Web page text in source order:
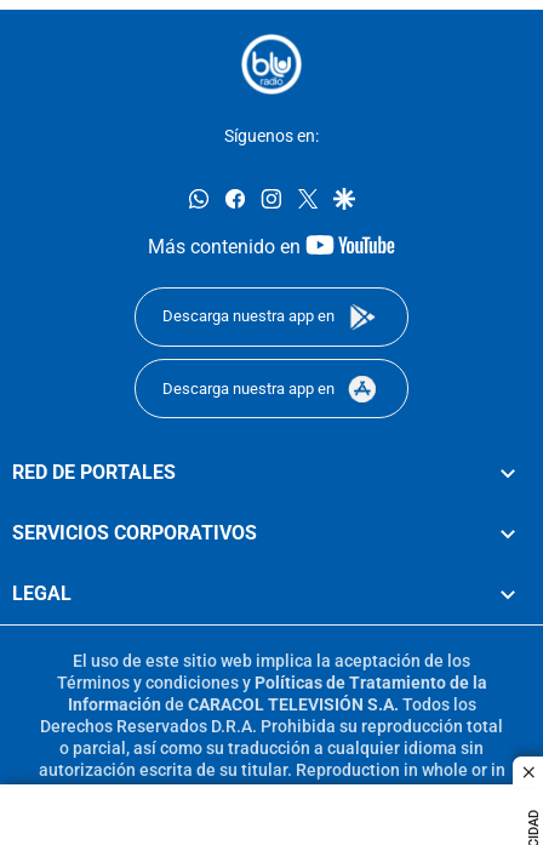
Síguenos en:
whatsappfacebookinstagram
twittergoogle
Más contenido en
youtube-
Descarga nuestra app en
Descarga nuestra app en
RED DE PORTALES
SERVICIOS CORPORATIVOS
LEGAL
El uso de este sitio web implica la aceptación de los
Términos y condicionesy Políticas de Tratamiento de la
Información de CARACOL TELEVISIÓN S.A. Todos los
Derechos Reservados D.R.A. Prohibida su reproducción total
o parcial, así como su traducción a cualquier idioma sin
autorización escrita de su titular. Reproduction in whole or in